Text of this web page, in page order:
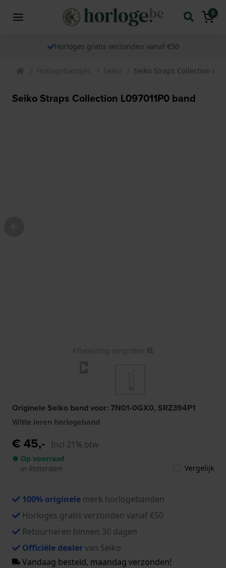
0
Horloges gratis verzonden vanaf €50
Horlogebandjes Seiko Seiko Straps Collection
Seiko Straps Collection L097011P0 band
Afbeelding vergroten
Originele Seiko band voor: 7N01-0GX0, SRZ394P1
Witte leren horlogeband
€ 45,- Incl 21% btw
● Op voorraad
in Rotterdam
Vergelijk
100% originele merk horlogebanden
Horloges gratis verzonden vanaf €50
Retourneren binnen 30 dagen
Officiële dealervan Seiko
Vandaag besteld, maandag verzonden!